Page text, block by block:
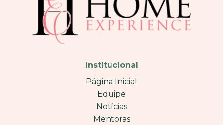
Institucional
Página Inicial
Equipe
Notícias
Mentoras